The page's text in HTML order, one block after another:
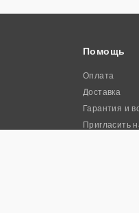
Помощь
Оплата
Доставка
Гарантия и
Пригласить